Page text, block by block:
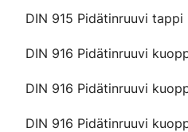
DIN 915 Pidätinruuvi tappi
DIN 916 Pidätinruuvi
DIN 916 Pidätinruuvi
DIN 916 Pidätinruuvi